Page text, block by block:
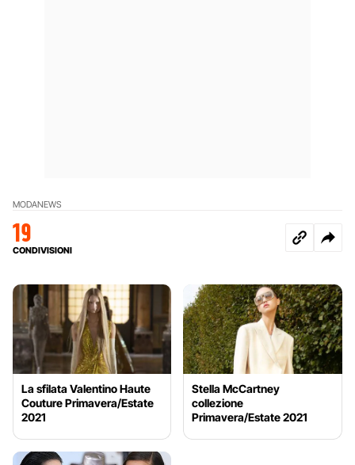
MODANEWS
19
CONDIVISIONI
La sfilata Valentino Haute
Couture Primavera/Estate
2021
Stella McCartney
collezione
Primavera/Estate 2021